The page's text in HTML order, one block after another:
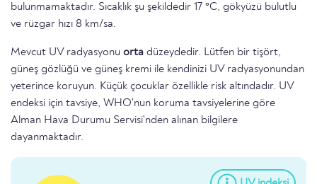
bulunmamaktadır. Sıcaklık şu şekildedir 17 °C, gökyüzü bulutlu
ve rüzgar hızı 8 km/sa.
Mevcut UV radyasyonu orta düzeydedir. Lütfen bir tişört,
güneş gözlüğü ve güneş kremi ile kendinizi UV radyasyonundan
yeterince koruyun. Küçük çocuklar özellikle risk altındadır. UV
endeksi için tavsiye, WHO'nun koruma tavsiyelerine göre
Alman Hava Durumu Servisi'nden alınan bilgilere
dayanmaktadır.